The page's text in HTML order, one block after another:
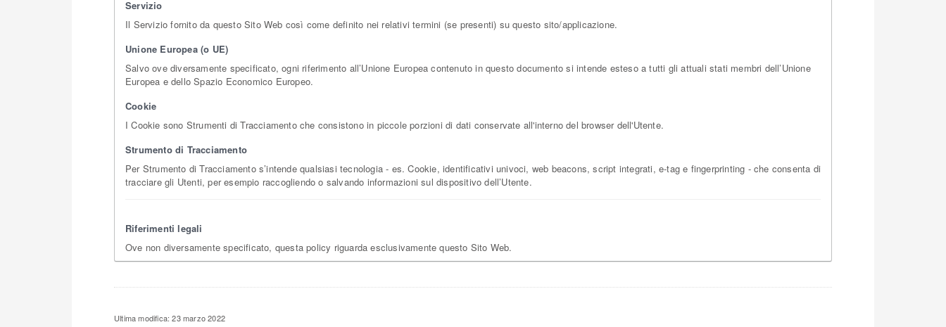
Servizio
Il Servizio fornito da questo Sito Web così come definito nei relativi termini (se presenti) su questo sito/applicazione.
Unione Europea (o UE)
Salvo ove diversamente specificato, ogni riferimento all’Unione Europea contenuto in questo documento si intende esteso a tutti gli attuali stati membri dell’Unione
Europea e dello Spazio Economico Europeo.
Cookie
I Cookie sono Strumenti di Tracciamento che consistono in piccole porzioni di dati conservate all'interno del browser dell'Utente.
Strumento di Tracciamento
Per Strumento di Tracciamento s’intende qualsiasi tecnologia - es. Cookie, identificativi univoci, web beacons, script integrati, e-tag e fingerprinting - che consenta di
tracciare gli Utenti, per esempio raccogliendo o salvando informazioni sul dispositivo dell’Utente.
Riferimenti legali
Ove non diversamente specificato, questa policy riguarda esclusivamente questo Sito Web.
Ultima modifica: 23 marzo 2022